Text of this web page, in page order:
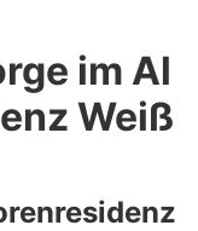
im Al
Weiß